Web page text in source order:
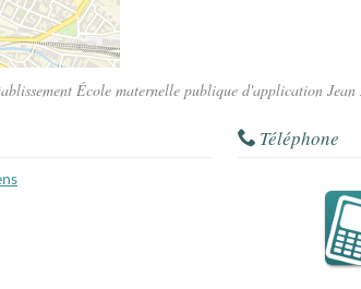
École maternelle publique d'application
Téléphone